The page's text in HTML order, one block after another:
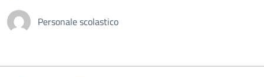
Personale scolastico